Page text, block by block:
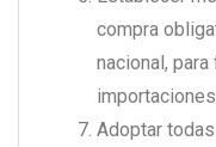
compra
nacional,
Adoptar